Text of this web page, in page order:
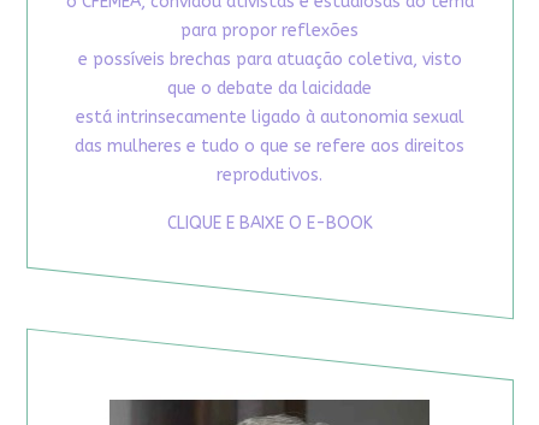
para propor reflexões
e possíveis brechas para atuação coletiva, visto
que o debate da laicidade
está intrinsecamente ligado à autonomia sexual
das mulheres e tudo o que se refere aos direitos
reprodutivos.
CLIQUE E BAIXE O E-BOOK